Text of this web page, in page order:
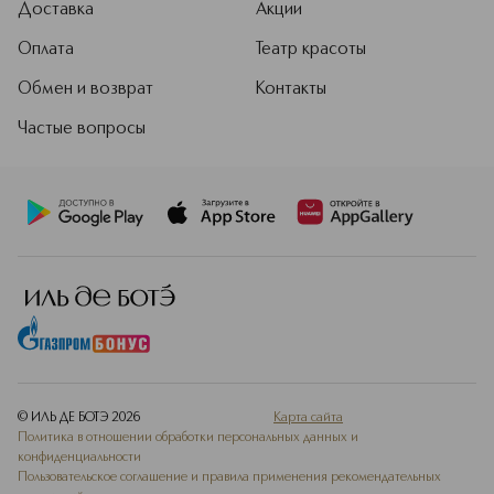
Доставка
Оплата
Обмен и возврат
Частые вопросы
Акции
Театр красоты
Контакты
© ИЛЬ ДЕ БОТЭ 2026
Карта сайта
Политика в отношении обработки персональных данных и
конфиденциальности
Пользовательское соглашение и правила применения рекомендательных